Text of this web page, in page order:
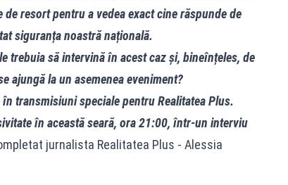
resort pentru a vedea exact cine răspunde de
siguranța noastră națională.
trebuia să intervină în acest caz și, bineînțeles, de
ajungă la un asemenea eveniment?
transmisiuni speciale pentru Realitatea Plus.
în această seară, ora 21:00, într-un interviu
jurnalista Realitatea Plus - Alessia